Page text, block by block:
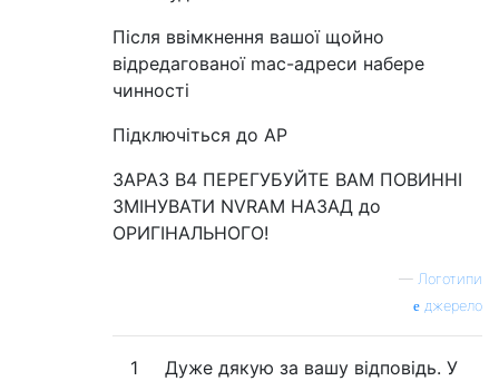
Після ввімкнення вашої щойно
відредагованої mac-адреси набере
чинності
Підключіться до AP
ЗАРАЗ B4 ПЕРЕГУБУЙТЕ ВАМ ПОВИННІ
ЗМІНУВАТИ NVRAM НАЗАД до
ОРИГІНАЛЬНОГО!
— Логотипи
джерело
1
Дуже дякую за вашу відповідь. У